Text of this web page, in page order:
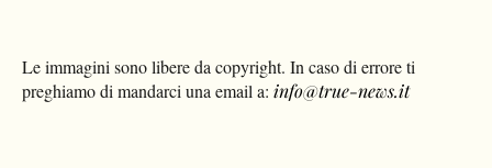
Le immagini sono libere da copyright. In caso di errore ti
preghiamo di mandarci una email a: info@true-news.it